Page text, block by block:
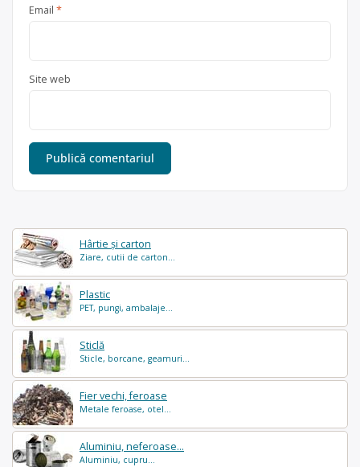
Hârtie și carton
Ziare, cutii de carton...
Plastic
PET, pungi, ambalaje...
Sticlă
Sticle, borcane, geamuri...
Fier vechi, feroase
Metale feroase, otel...
Aluminiu, neferoase...
Aluminiu, cupru...
Email *
Site web